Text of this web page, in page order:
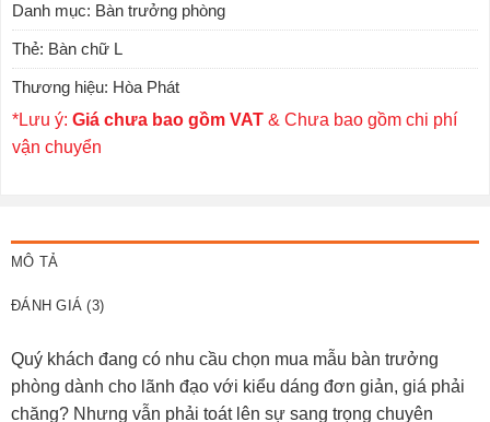
Danh mục: Bàn trưởng phòng
Thẻ: Bàn chữ L
Thương hiệu: Hòa Phát
*Lưu ý: Giá chưa bao gồm VAT & Chưa bao gồm chi phí
vận chuyển
MÔ TẢ
ĐÁNH GIÁ (3)
Quý khách đang có nhu cầu chọn mua mẫu bàn trưởng
phòng dành cho lãnh đạo với kiểu dáng đơn giản, giá phải
chăng? Nhưng vẫn phải toát lên sự sang trọng chuyên